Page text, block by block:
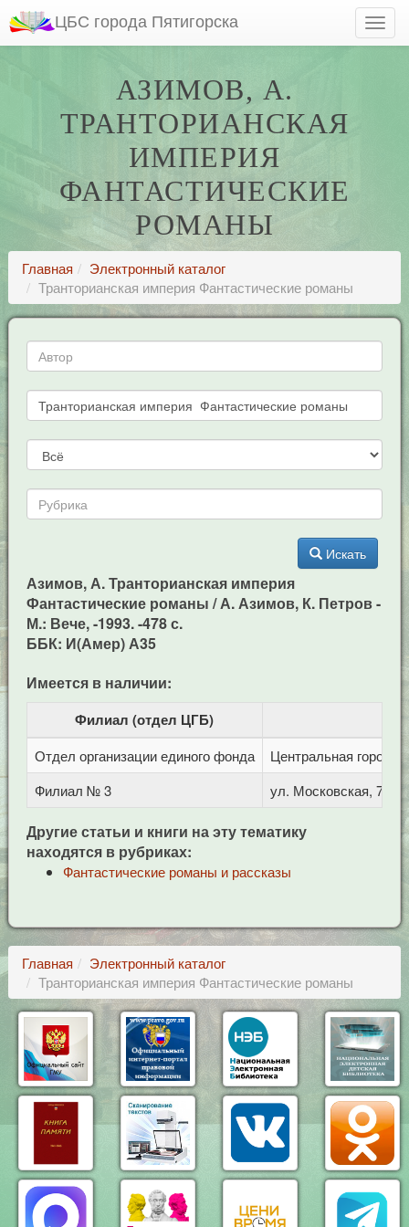
ЦБС города Пятигорска
АЗИМОВ, А.
ТРАНТОРИАНСКАЯ
ИМПЕРИЯ
ФАНТАСТИЧЕСКИЕ
РОМАНЫ
Главная
Электронный каталог
Транторианская империя Фантастические романы
Искать
Азимов, А. Транторианская империя
Фантастические романы / А. Азимов, К. Петров -
М.: Вече, -1993. -478 с.
ББК: И(Амер) А35
Имеется в наличии:
Филиал (отдел ЦГБ)
Отдел организации единого фонда
Центральная
Филиал № 3
ул. Московская, 72/1
Другие статьи и книги на эту тематику
находятся в рубриках:
Фантастические романы и рассказы
Главная
Электронный каталог
Транторианская империя Фантастические романы